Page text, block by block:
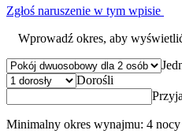
Zgłoś naruszenie w tym wpisie
Wprowadź okres, aby
Dorośli
Minimalny okres wynajmu: 4 nocy